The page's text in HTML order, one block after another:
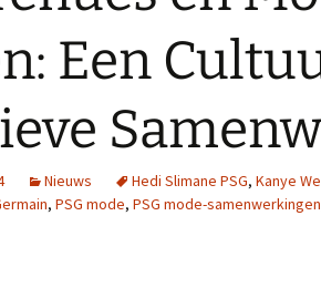
Een
Nieuws Hedi Slimane PSG, Kanye
, PSG mode, PSG mode-samenwerkingen